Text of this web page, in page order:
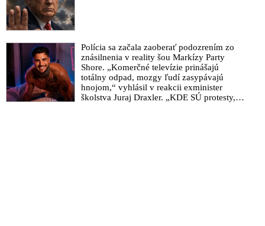
Polícia sa začala zaoberať podozrením zo
znásilnenia v reality šou Markízy Party
Shore. „Komerčné televízie prinášajú
totálny odpad, mozgy ľudí zasypávajú
hnojom,“ vyhlásil v reakcii exminister
školstva Juraj Draxler. „KDE SÚ protesty,